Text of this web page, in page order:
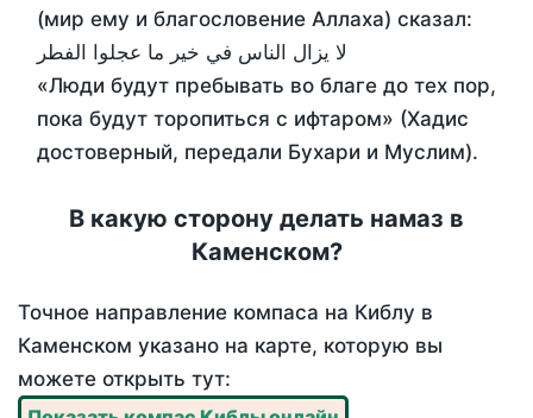
(мир ему и благословение Аллаха) сказал:
لا يزال الناس في خير ما عجلوا الفطر
«Люди будут пребывать во благе до тех пор,
пока будут торопиться с ифтаром» (Хадис
достоверный, передали Бухари и Муслим).
В какую сторону делать намаз в
Каменском?
Точное направление компаса на Киблу в
Каменском указано на карте, которую вы
можете открыть тут: